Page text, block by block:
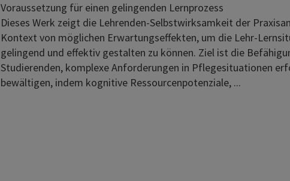
Voraussetzung für einen gelingenden Lernprozess
Dieses Werk zeigt die Lehrenden-Selbstwirksamkeit der
Kontext von möglichen Erwartungseffekten, um die Lehr-
gelingend und effektiv gestalten zu können. Ziel ist die
Studierenden, komplexe Anforderungen in Pflegesituationen
bewältigen, indem kognitive Ressourcenpotenziale, ...